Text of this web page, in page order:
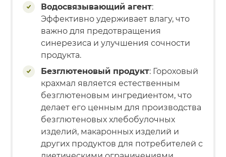
Водосвязывающий агент:
Эффективно удерживает влагу, что
важно для предотвращения
синерезиса и улучшения сочности
продукта.
Безглютеновый продукт: Гороховый
крахмал является естественным
безглютеновым ингредиентом, что
делает его ценным для производства
безглютеновых хлебобулочных
изделий, макаронных изделий и
других продуктов для потребителей с